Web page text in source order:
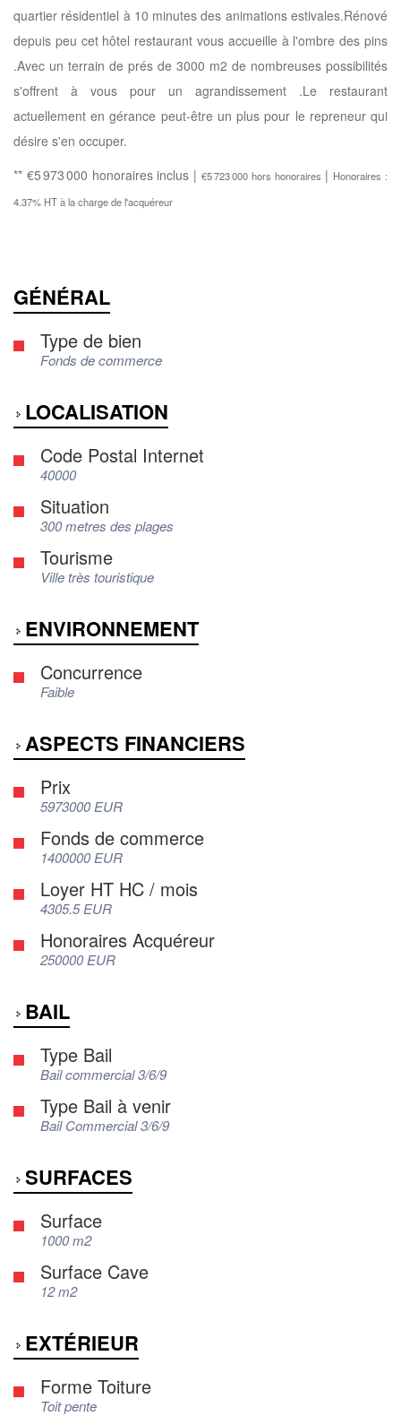
quartier résidentiel à 10 minutes des animations estivales.Rénové
depuis peu cet hôtel restaurant vous accueille à l'ombre des pins
.Avec un terrain de prés de 3000 m2 de nombreuses possibilités
s'offrent à vous pour un agrandissement .Le restaurant
actuellement en gérance peut-être un plus pour le repreneur qui
désire s'en occuper.
** €5 973 000 honoraires inclus |€5 723 000 hors honoraires | Honoraires :
4.37% HT à la charge de l'acquéreur
GÉNÉRAL
Type de bien
Fonds de commerce
LOCALISATION
Code Postal Internet
40000
Situation
300 metres des plages
Tourisme
Ville très touristique
ENVIRONNEMENT
Concurrence
Faible
ASPECTS FINANCIERS
Prix
5973000 EUR
Fonds de commerce
1400000 EUR
Loyer HT HC / mois
4305.5 EUR
Honoraires Acquéreur
250000 EUR
BAIL
Type Bail
Bail commercial 3/6/9
Type Bail à venir
Bail Commercial 3/6/9
SURFACES
Surface
1000 m2
Surface Cave
12 m2
EXTÉRIEUR
Forme Toiture
Toit pente